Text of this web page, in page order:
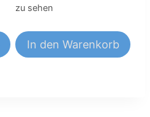
zu sehen
In den Warenkorb